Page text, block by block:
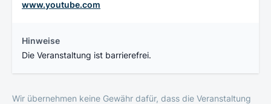
www.youtube.com
Hinweise
Die Veranstaltung ist barrierefrei.
Wir übernehmen keine Gewähr dafür, dass die Veranstaltung